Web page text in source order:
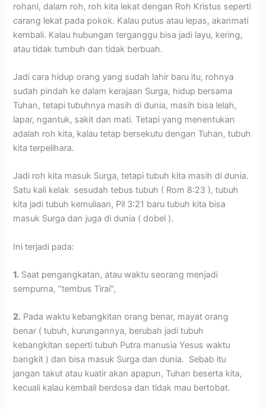
rohani, dalam roh, roh kita lekat dengan Roh Kristus seperti
carang lekat pada pokok. Kalau putus atau lepas, akanmati
kembali. Kalau hubungan terganggu bisa jadi layu, kering,
atau tidak tumbuh dan tidak berbuah.
Jadi cara hidup orang yang sudah lahir baru itu, rohnya
sudah pindah ke dalam kerajaan Surga, hidup bersama
Tuhan, tetapi tubuhnya masih di dunia, masih bisa lelah,
lapar, ngantuk, sakit dan mati. Tetapi yang menentukan
adalah roh kita, kalau tetap bersekutu dengan Tuhan, tubuh
kita terpelihara.
Jadi roh kita masuk Surga, tetapi tubuh kita masih di dunia.
Satu kali kelak sesudah tebus tubuh ( Rom 8:23 ), tubuh
kita jadi tubuh kemuliaan, Pil 3:21 baru tubuh kita bisa
masuk Surga dan juga di dunia ( dobel ).
Ini terjadi pada:
1. Saat pengangkatan, atau waktu seorang menjadi
sempurna, “tembus Tirai”,
2. Pada waktu kebangkitan orang benar, mayat orang
benar ( tubuh, kurungannya, berubah jadi tubuh
kebangkitan seperti tubuh Putra manusia Yesus waktu
bangkit ) dan bisa masuk Surga dan dunia. Sebab itu
jangan takut atau kuatir akan apapun, Tuhan beserta kita,
kecuali kalau kembali berdosa dan tidak mau bertobat.